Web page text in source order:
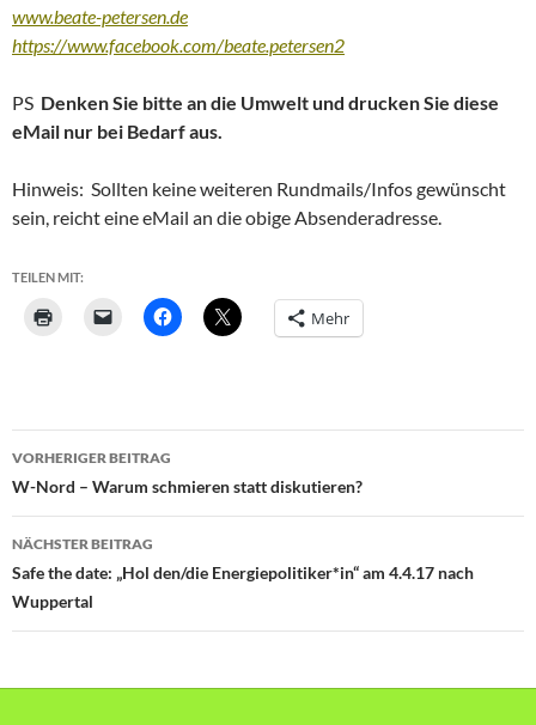
www.beate-petersen.de
https://www.facebook.com/beate.petersen2
PS Denken Sie bitte an die Umwelt und drucken Sie diese
eMail nur bei Bedarf aus.
Hinweis: Sollten keine weiteren Rundmails/Infos gewünscht
sein, reicht eine eMail an die obige Absenderadresse.
TEILEN MIT:
Mehr
Beitragsnavigation
VORHERIGER BEITRAG
W-Nord – Warum schmieren statt diskutieren?
NÄCHSTER BEITRAG
Safe the date: „Hol den/die Energiepolitiker*in“ am 4.4.17 nach
Wuppertal